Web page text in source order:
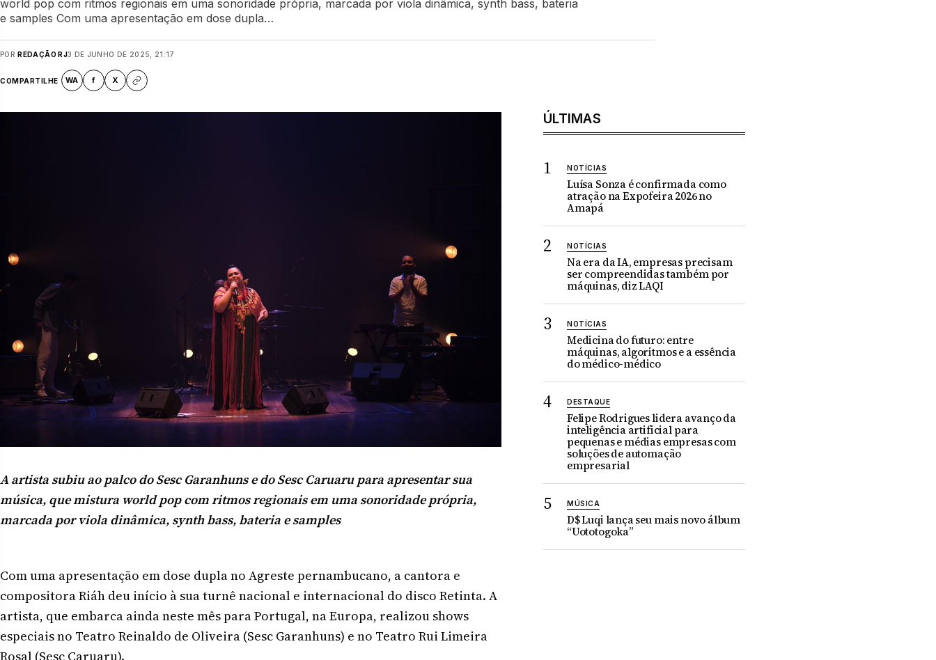
world pop com ritmos regionais em uma sonoridade própria, marcada por viola dinâmica, synth bass, bateria
e samples Com uma apresentação em dose dupla…
POR REDAÇÃO RJ3 DE JUNHO DE 2025, 21:17
COMPARTILHE WA f X
A artista subiu ao palco do Sesc Garanhuns e do Sesc Caruaru para apresentar sua
música, que mistura world pop com ritmos regionais em uma sonoridade própria,
marcada por viola dinâmica, synth bass, bateria e samples
Com uma apresentação em dose dupla no Agreste pernambucano, a cantora e
compositora Riáh deu início à sua turnê nacional e internacional do disco Retinta. A
artista, que embarca ainda neste mês para Portugal, na Europa, realizou shows
especiais no Teatro Reinaldo de Oliveira (Sesc Garanhuns) e no Teatro Rui Limeira
Rosal (Sesc Caruaru).
ÚLTIMAS
NOTÍCIAS
Luísa Sonza é confirmada como
atração na Expofeira 2026 no
Amapá
NOTÍCIAS
Na era da IA, empresas precisam
ser compreendidas também por
máquinas, diz LAQI
NOTÍCIAS
Medicina do futuro: entre
máquinas, algoritmos e a essência
do médico-médico
DESTAQUE
Felipe Rodrigues lidera avanço da
inteligência artificial para
pequenas e médias empresas com
soluções de automação
empresarial
MÚSICA
D$ Luqi lança seu mais novo álbum
“Uototogoka”